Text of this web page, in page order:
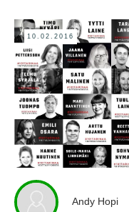
10.02.2016
Andy Hopi